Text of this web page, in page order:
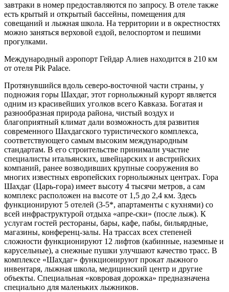
завтраки в номер предоставляются по запросу. В отеле также
есть крытый и открытый бассейны, помещения для
совещаний и лыжная школа. На территории и в окрестностях
можно заняться верховой ездой, велоспортом и пешими
прогулками.
Международный аэропорт Гейдар Алиев находится в 210 км
от отеля Pik Palace.
Протянувшийся вдоль северо-восточной части страны, у
подножия горы Шахдаг, этот горнолыжный курорт является
одним из красивейших уголков всего Кавказа. Богатая и
разнообразная природа района, чистый воздух и
благоприятный климат дали возможность для развития
современного Шахдагского туристического комплекса,
соответствующего самым высоким международным
стандартам. В его строительстве принимали участие
специалисты итальянских, швейцарских и австрийских
компаний, ранее возводивших крупные сооружения во
многих известных европейских горнолыжных центрах. Гора
Шахдаг (Царь-гора) имеет высоту 4 тысячи метров, а сам
комплекс расположен на высоте от 1,5 до 2,4 км. Здесь
функционируют 5 отелей (3-5*, апартаменты с кухнями) со
всей инфраструктурой отдыха «апре-ски» (после лыж). К
услугам гостей рестораны, бары, кафе, пабы, бильярдные,
магазины, конференц-залы. На трассах всех степеней
сложности функционируют 12 лифтов (кабинные, наземные и
карусельные), а снежные пушки улучшают качество трасс. В
комплексе «Шахдаг» функционируют прокат лыжного
инвентаря, лыжная школа, медицинский центр и другие
объекты. Специальная «ковровая дорожка» предназначена
специально для маленьких лыжников.